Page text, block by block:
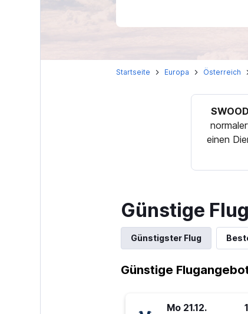
Startseite Europa Österreich
einen
Günstige
Günstigster Flug
Günstige
Mo 21.12.